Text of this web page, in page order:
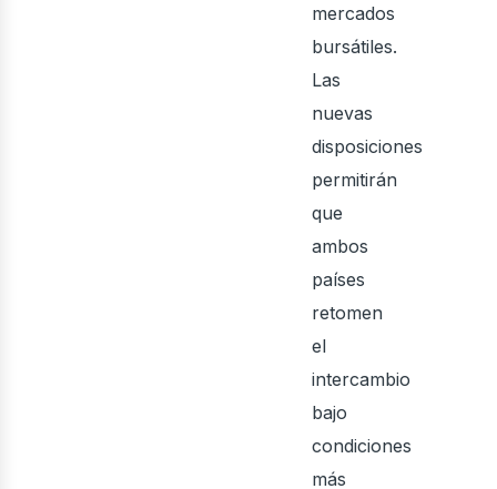
mercados
bursátiles.
Las
nuevas
disposiciones
permitirán
que
ambos
países
retomen
el
intercambio
bajo
condiciones
más